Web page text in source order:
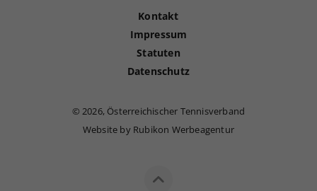
Kontakt
Impressum
Statuten
Datenschutz
©2026, Österreichischer Tennisverband
Website by Rubikon Werbeagentur